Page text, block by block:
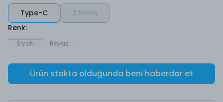
Type-C
3.5mm
Renk:
Siyah Beyaz
Ürün stokta olduğunda beni haberdar et